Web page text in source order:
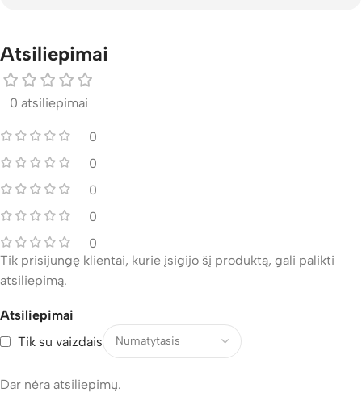
Atsiliepimai
0 atsiliepimai
0
0
0
0
0
Atsiliepimai
Tik su vaizdais
Dar nėra atsiliepimų.
Tik prisijungę klientai, kurie įsigijo šį produktą, gali palikti
atsiliepimą.